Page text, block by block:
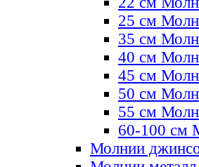
25 см
35 см
40 см
45 см
50 см
55 см
60-100 см
Молнии